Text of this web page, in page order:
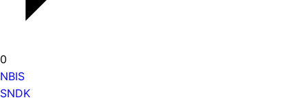
0
NBIS
SNDK